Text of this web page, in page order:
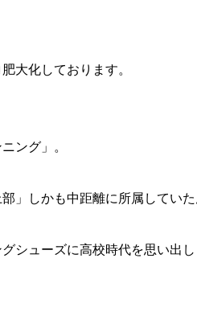
大化しております。
ング」。
」しかも中距離に所属していた
シューズに高校時代を思い出し